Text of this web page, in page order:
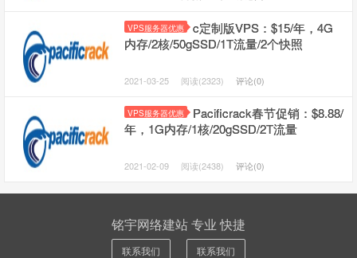
VPS服务器优惠
c定制版VPS：$15/年，4G
内存/2核/50gSSD/1T流量/2个快照
2021-03-25 阅读(2323) 评论(0)
VPS服务器优惠
Pacificrack春节促销：$8.88/
年，1G内存/1核/20gSSD/2T流量
2021-02-09 阅读(2438) 评论(0)
铭宇网络建站 专业 快捷
联系我们 联系我们